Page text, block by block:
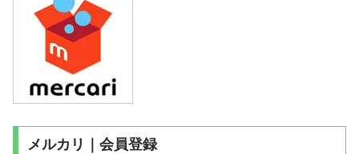
メルカリ｜会員登録